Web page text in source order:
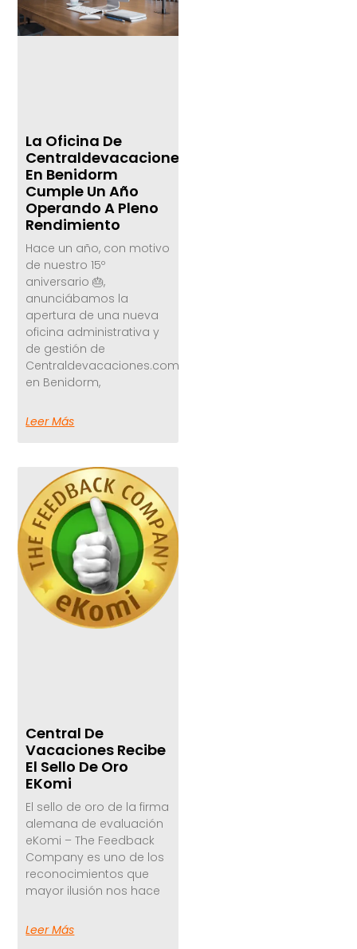
La Oficina De
Centraldevacaciones.com
En Benidorm
Cumple Un Año
Operando A Pleno
Rendimiento
Hace un año, con motivo
de nuestro 15º
aniversario 🎂,
anunciábamos la
apertura de una nueva
oficina administrativa y
de gestión de
Centraldevacaciones.com
en Benidorm,
Leer Más
Central De
Vacaciones Recibe
El Sello De Oro
EKomi
El sello de oro de la firma
alemana de evaluación
eKomi – The Feedback
Company es uno de los
reconocimientos que
mayor ilusión nos hace
Leer Más